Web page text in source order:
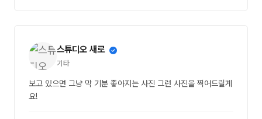
스튜디오 새로
기타
보고 있으면 그냥 막 기분 좋아지는 사진 그런 사진을 찍어드릴게
요!